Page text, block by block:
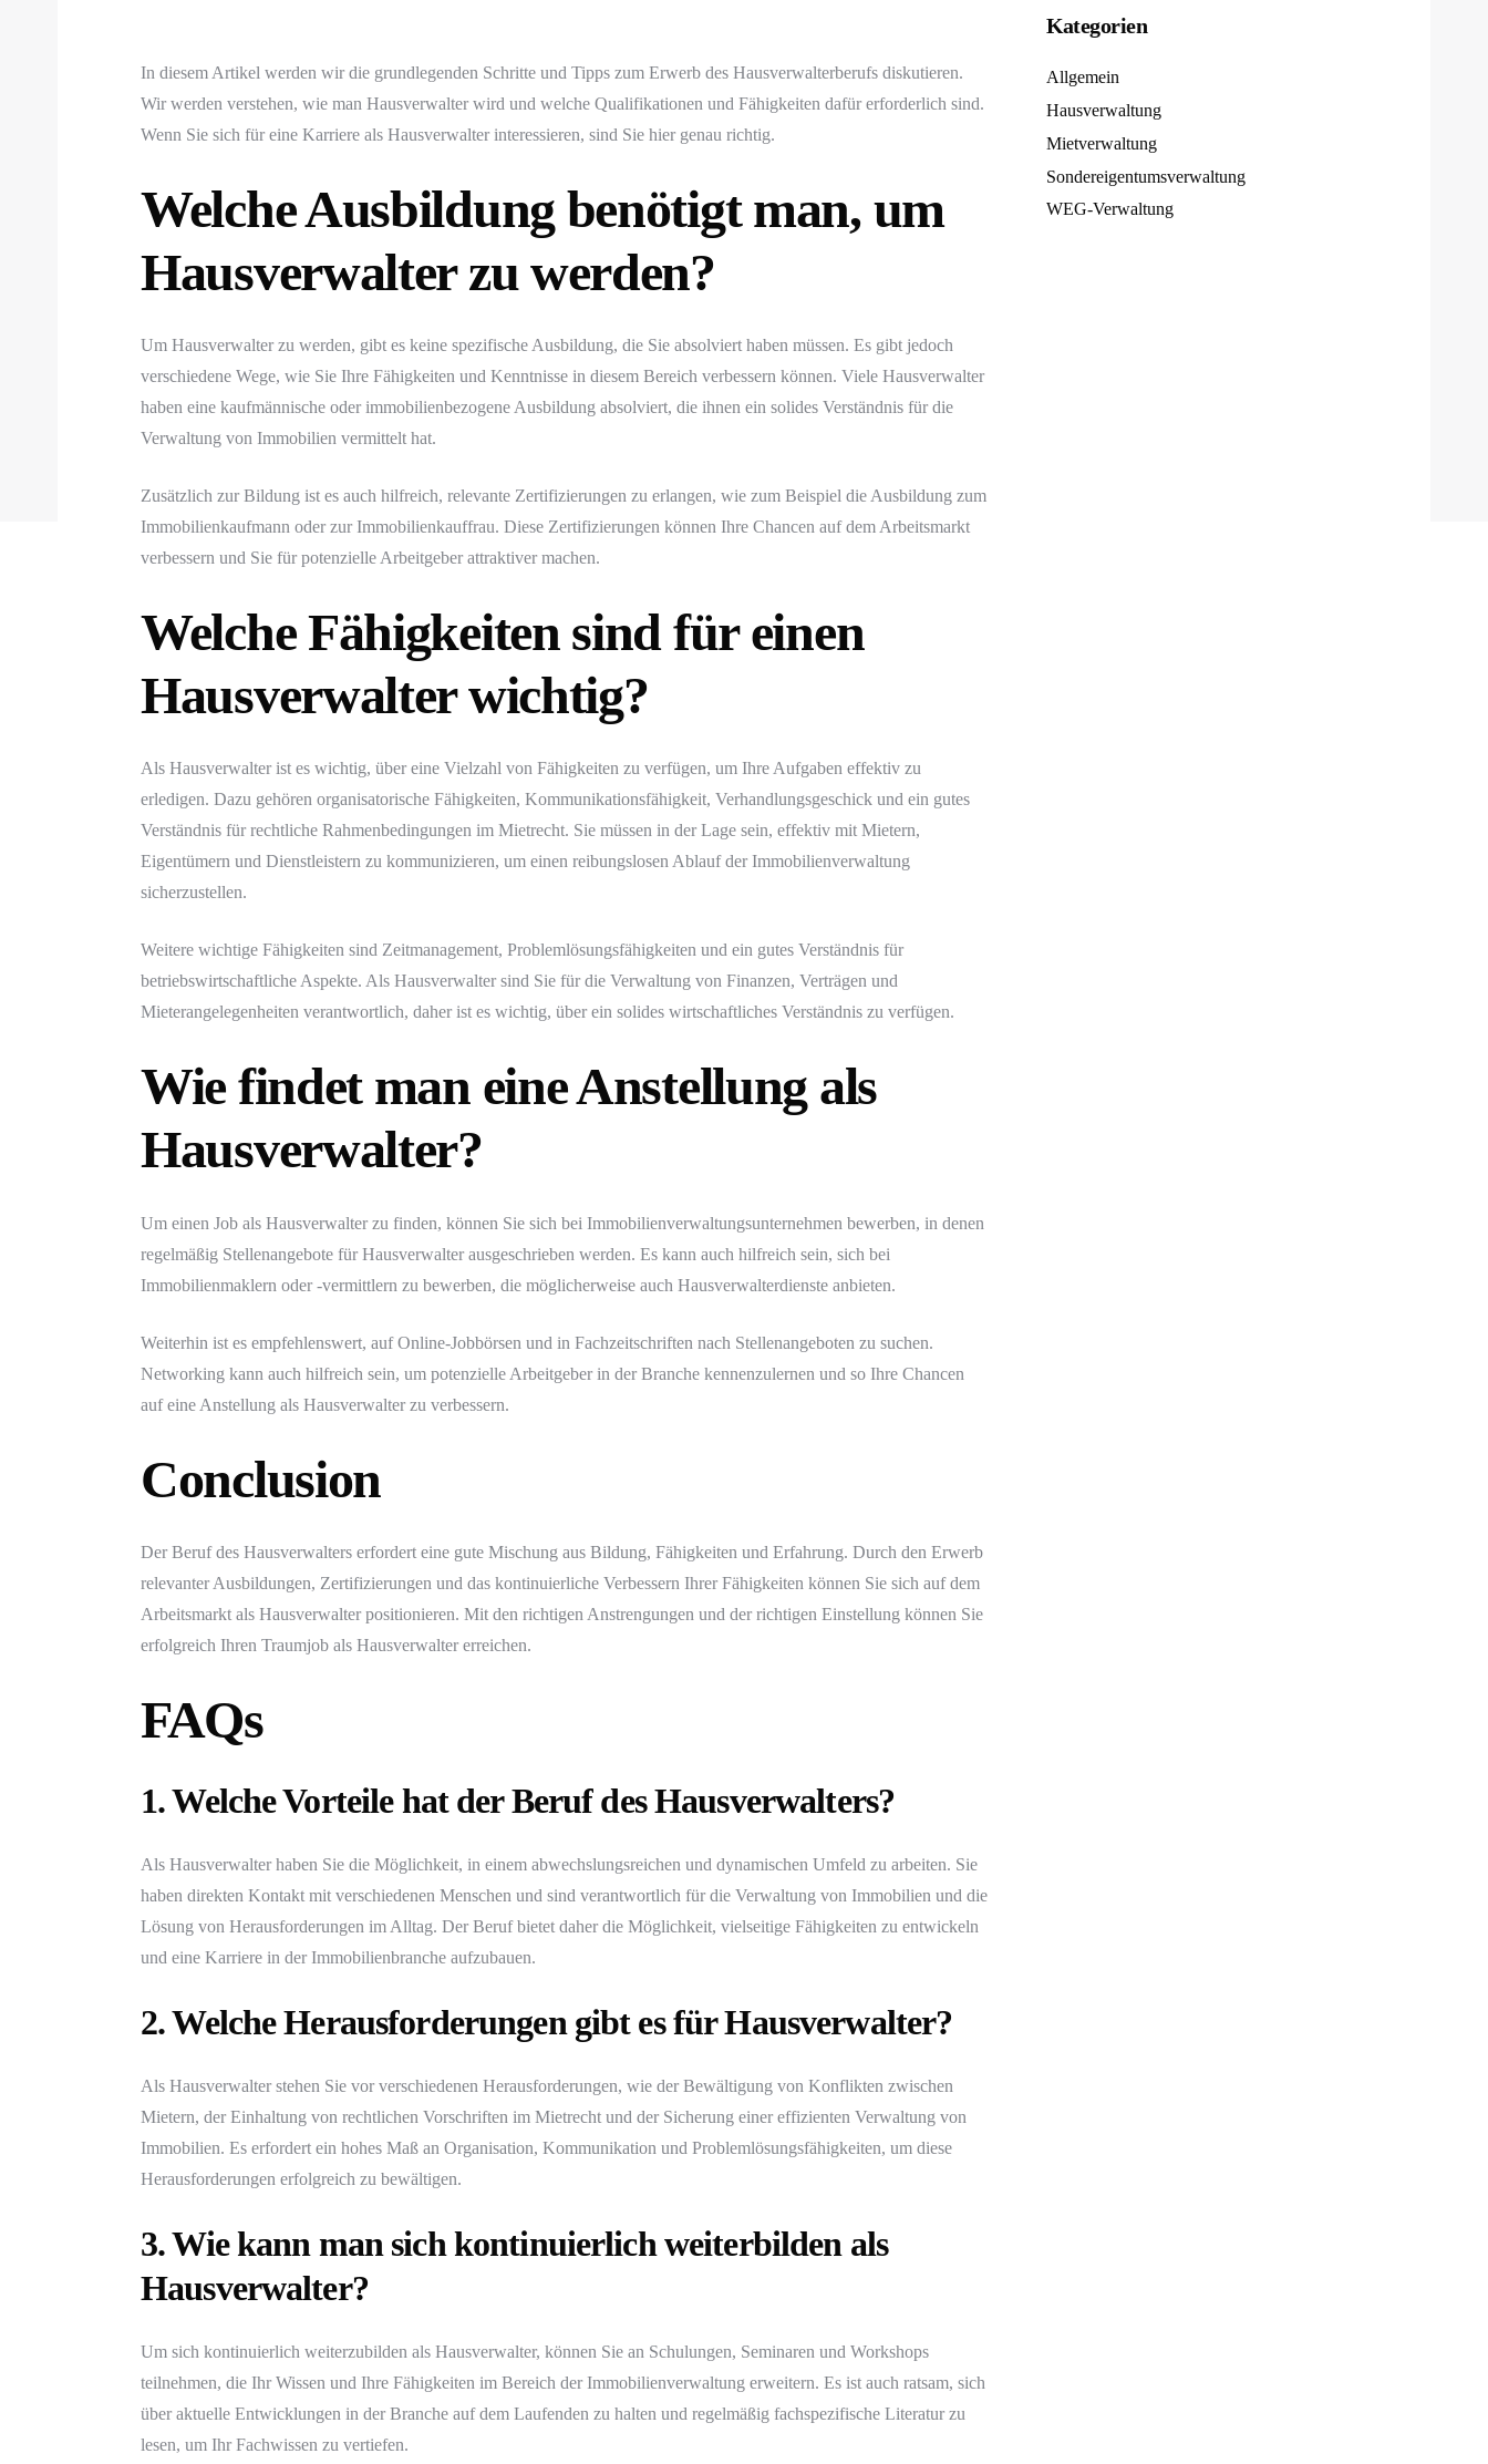
In diesem Artikel werden wir die grundlegenden Schritte und Tipps zum Erwerb des Hausverwalterberufs diskutieren.
Wir werden verstehen, wie man Hausverwalter wird und welche Qualifikationen und Fähigkeiten dafür erforderlich sind.
Wenn Sie sich für eine Karriere als Hausverwalter interessieren, sind Sie hier genau richtig.
Welche Ausbildung benötigt man, um
Hausverwalter zu werden?
Um Hausverwalter zu werden, gibt es keine spezifische Ausbildung, die Sie absolviert haben müssen. Es gibt jedoch
verschiedene Wege, wie Sie Ihre Fähigkeiten und Kenntnisse in diesem Bereich verbessern können. Viele Hausverwalter
haben eine kaufmännische oder immobilienbezogene Ausbildung absolviert, die ihnen ein solides Verständnis für die
Verwaltung von Immobilien vermittelt hat.
Zusätzlich zur Bildung ist es auch hilfreich, relevante Zertifizierungen zu erlangen, wie zum Beispiel die Ausbildung zum
Immobilienkaufmann oder zur Immobilienkauffrau. Diese Zertifizierungen können Ihre Chancen auf dem Arbeitsmarkt
verbessern und Sie für potenzielle Arbeitgeber attraktiver machen.
Welche Fähigkeiten sind für einen
Hausverwalter wichtig?
Als Hausverwalter ist es wichtig, über eine Vielzahl von Fähigkeiten zu verfügen, um Ihre Aufgaben effektiv zu
erledigen. Dazu gehören organisatorische Fähigkeiten, Kommunikationsfähigkeit, Verhandlungsgeschick und ein gutes
Verständnis für rechtliche Rahmenbedingungen im Mietrecht. Sie müssen in der Lage sein, effektiv mit Mietern,
Eigentümern und Dienstleistern zu kommunizieren, um einen reibungslosen Ablauf der Immobilienverwaltung
sicherzustellen.
Weitere wichtige Fähigkeiten sind Zeitmanagement, Problemlösungsfähigkeiten und ein gutes Verständnis für
betriebswirtschaftliche Aspekte. Als Hausverwalter sind Sie für die Verwaltung von Finanzen, Verträgen und
Mieterangelegenheiten verantwortlich, daher ist es wichtig, über ein solides wirtschaftliches Verständnis zu verfügen.
Wie findet man eine Anstellung als
Hausverwalter?
Um einen Job als Hausverwalter zu finden, können Sie sich bei Immobilienverwaltungsunternehmen bewerben, in denen
regelmäßig Stellenangebote für Hausverwalter ausgeschrieben werden. Es kann auch hilfreich sein, sich bei
Immobilienmaklern oder -vermittlern zu bewerben, die möglicherweise auch Hausverwalterdienste anbieten.
Weiterhin ist es empfehlenswert, auf Online-Jobbörsen und in Fachzeitschriften nach Stellenangeboten zu suchen.
Networking kann auch hilfreich sein, um potenzielle Arbeitgeber in der Branche kennenzulernen und so Ihre Chancen
auf eine Anstellung als Hausverwalter zu verbessern.
Conclusion
Der Beruf des Hausverwalters erfordert eine gute Mischung aus Bildung, Fähigkeiten und Erfahrung. Durch den Erwerb
relevanter Ausbildungen, Zertifizierungen und das kontinuierliche Verbessern Ihrer Fähigkeiten können Sie sich auf dem
Arbeitsmarkt als Hausverwalter positionieren. Mit den richtigen Anstrengungen und der richtigen Einstellung können Sie
erfolgreich Ihren Traumjob als Hausverwalter erreichen.
FAQs
1. Welche Vorteile hat der Beruf des Hausverwalters?
Als Hausverwalter haben Sie die Möglichkeit, in einem abwechslungsreichen und dynamischen Umfeld zu arbeiten. Sie
haben direkten Kontakt mit verschiedenen Menschen und sind verantwortlich für die Verwaltung von Immobilien und die
Lösung von Herausforderungen im Alltag. Der Beruf bietet daher die Möglichkeit, vielseitige Fähigkeiten zu entwickeln
und eine Karriere in der Immobilienbranche aufzubauen.
2. Welche Herausforderungen gibt es für Hausverwalter?
Als Hausverwalter stehen Sie vor verschiedenen Herausforderungen, wie der Bewältigung von Konflikten zwischen
Mietern, der Einhaltung von rechtlichen Vorschriften im Mietrecht und der Sicherung einer effizienten Verwaltung von
Immobilien. Es erfordert ein hohes Maß an Organisation, Kommunikation und Problemlösungsfähigkeiten, um diese
Herausforderungen erfolgreich zu bewältigen.
3. Wie kann man sich kontinuierlich weiterbilden als
Hausverwalter?
Um sich kontinuierlich weiterzubilden als Hausverwalter, können Sie an Schulungen, Seminaren und Workshops
teilnehmen, die Ihr Wissen und Ihre Fähigkeiten im Bereich der Immobilienverwaltung erweitern. Es ist auch ratsam, sich
über aktuelle Entwicklungen in der Branche auf dem Laufenden zu halten und regelmäßig fachspezifische Literatur zu
lesen, um Ihr Fachwissen zu vertiefen.
Kategorien
Allgemein
Hausverwaltung
Mietverwaltung
Sondereigentumsverwaltung
WEG-Verwaltung